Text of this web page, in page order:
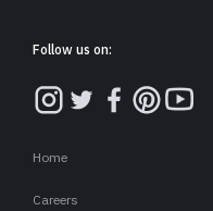
Follow us on:
Home
Careers